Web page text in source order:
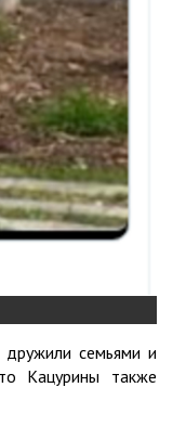
семьями и
Кацурины также